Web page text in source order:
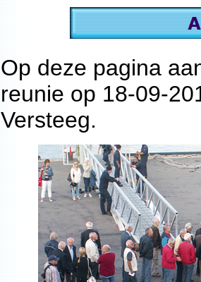
Op deze pagina
reunie op 18-09-
Versteeg.